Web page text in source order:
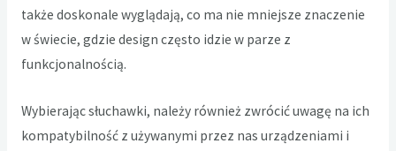
także doskonale wyglądają, co ma nie mniejsze znaczenie
w świecie, gdzie design często idzie w parze z
funkcjonalnością.
Wybierając słuchawki, należy również zwrócić uwagę na ich
kompatybilność z używanymi przez nas urządzeniami i